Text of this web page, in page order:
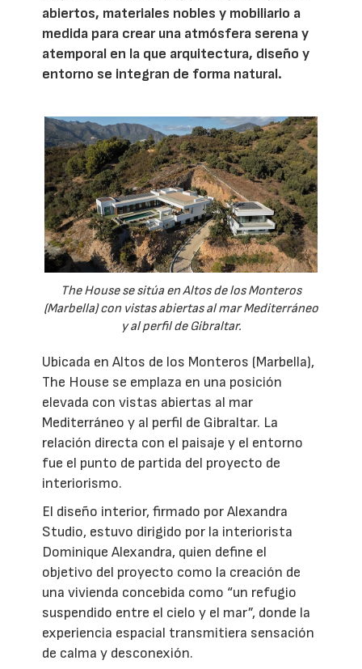
abiertos, materiales nobles y mobiliario a
medida para crear una atmósfera serena y
atemporal en la que arquitectura, diseño y
entorno se integran de forma natural.
The House se sitúa en Altos de los Monteros
(Marbella) con vistas abiertas al mar Mediterráneo
y al perfil de Gibraltar.
Ubicada en Altos de los Monteros (Marbella),
The House se emplaza en una posición
elevada con vistas abiertas al mar
Mediterráneo y al perfil de Gibraltar. La
relación directa con el paisaje y el entorno
fue el punto de partida del proyecto de
interiorismo.
El diseño interior, firmado por Alexandra
Studio, estuvo dirigido por la interiorista
Dominique Alexandra, quien define el
objetivo del proyecto como la creación de
una vivienda concebida como “un refugio
suspendido entre el cielo y el mar”, donde la
experiencia espacial transmitiera sensación
de calma y desconexión.